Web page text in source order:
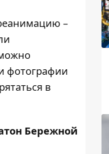
–
фотографии
в
Бережной